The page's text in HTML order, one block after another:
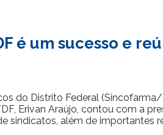
um sucesso e
do Distrito Federal
Erivan Araújo, contou com a
sindicatos, além de importantes